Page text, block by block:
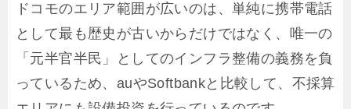
ドコモのエリア範囲が広いのは、単純に携帯電話
として最も歴史が古いからだけではなく、唯一の
「元半官半民」としてのインフラ整備の義務を負
っているため、auやSoftbankと比較して、不採算